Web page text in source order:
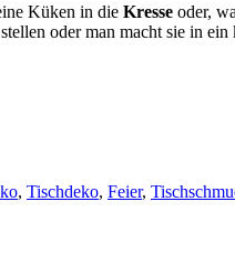
Küken in die Kresse oder,
oder man macht sie in
, Tischdeko, Feier,